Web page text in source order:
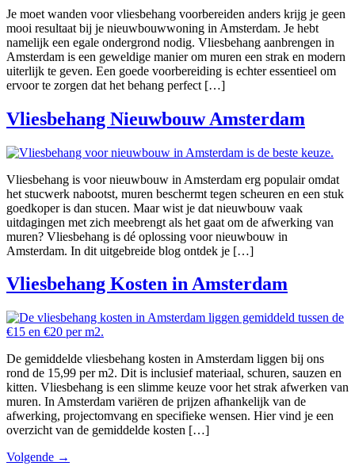
Je moet wanden voor vliesbehang voorbereiden anders krijg je geen
mooi resultaat bij je nieuwbouwwoning in Amsterdam. Je hebt
namelijk een egale ondergrond nodig. Vliesbehang aanbrengen in
Amsterdam is een geweldige manier om muren een strak en modern
uiterlijk te geven. Een goede voorbereiding is echter essentieel om
ervoor te zorgen dat het behang perfect […]
Vliesbehang Nieuwbouw Amsterdam
Vliesbehang is voor nieuwbouw in Amsterdam erg populair omdat
het stucwerk nabootst, muren beschermt tegen scheuren en een stuk
goedkoper is dan stucen. Maar wist je dat nieuwbouw vaak
uitdagingen met zich meebrengt als het gaat om de afwerking van
muren? Vliesbehang is dé oplossing voor nieuwbouw in
Amsterdam. In dit uitgebreide blog ontdek je […]
Vliesbehang Kosten in Amsterdam
De gemiddelde vliesbehang kosten in Amsterdam liggen bij ons
rond de 15,99 per m2. Dit is inclusief materiaal, schuren, sauzen en
kitten. Vliesbehang is een slimme keuze voor het strak afwerken van
muren. In Amsterdam variëren de prijzen afhankelijk van de
afwerking, projectomvang en specifieke wensen. Hier vind je een
overzicht van de gemiddelde kosten […]
Volgende →